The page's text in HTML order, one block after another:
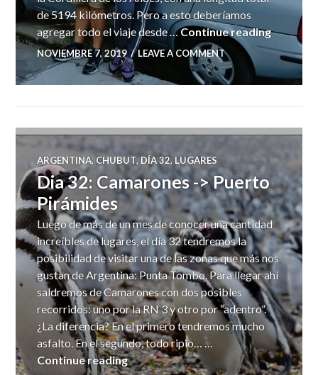
de 5194 kilómetros. Pero a esto deberíamos
agregar todo el viaje desde …Continue readingArranca
NOVIEMBRE 7, 2019 LEAVE A COMMENT
ARGENTINA, CHUBUT,DÍA 32,LUGARES
Dia 32: Camarones -> Puerto
Pirámides
Luego de más de un mes de conocer una cantidad
increíbles de lugares, el día 32 tendremos la
posibilidad de visitar una de las zonas que más nos
gustan de Argentina: Punta Tombo. Para llegar ahí
saldremos de Camarones con dos posibles
recorridos: uno por la RN 3 y otro por “adentro”.
¿La diferencia? En el primero tendremos mucho
asfalto. En el segundo, todo ripio… …
Continue readingDia 32: Camarones -> Puerto